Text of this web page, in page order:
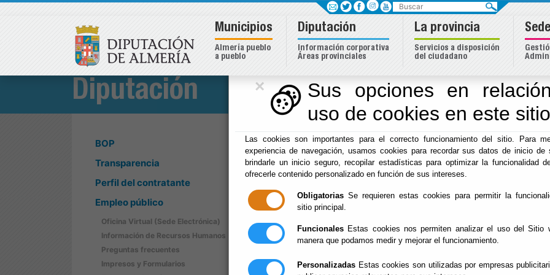
×
Sus opciones en
uso de cookies en este sitio
Las cookies son importantes para el correcto funcionamiento del sitio. Para
experiencia de navegación, usamos cookies para recordar sus datos de inicio de
brindarle un inicio seguro, recopilar estadísticas para optimizar la funcionalidad
ofrecerle contenido personalizado en función de sus intereses.
Obligatorias Se requieren estas cookies para permitir la
sitio principal.
Funcionales Estas cookies nos permiten analizar el uso del Sitio
manera que podamos medir y mejorar el funcionamiento.
Personalizadas Estas cookies son utilizadas por empresas
Diputación
BOP
Transparencia
Perfil del contratante
Empleo público
Oficina Virtual (Sede Electrónica)
Información de Recursos Humanos
Preguntas frecuentes
Impresos y Formularios
Inicio -Diputación - Organigrama de la Diputación de
Organigrama de la
Almería
Escuchar
Información de Organigrama y
Buscar
Municipios
Almería pueblo
a pueblo
Diputación
Información corporativa
Áreas provinciales
La provincia
Servicios a disposición
del ciudadano